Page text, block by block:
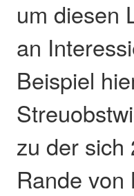
um diesen
an
Beispiel
zu der sich
Rande